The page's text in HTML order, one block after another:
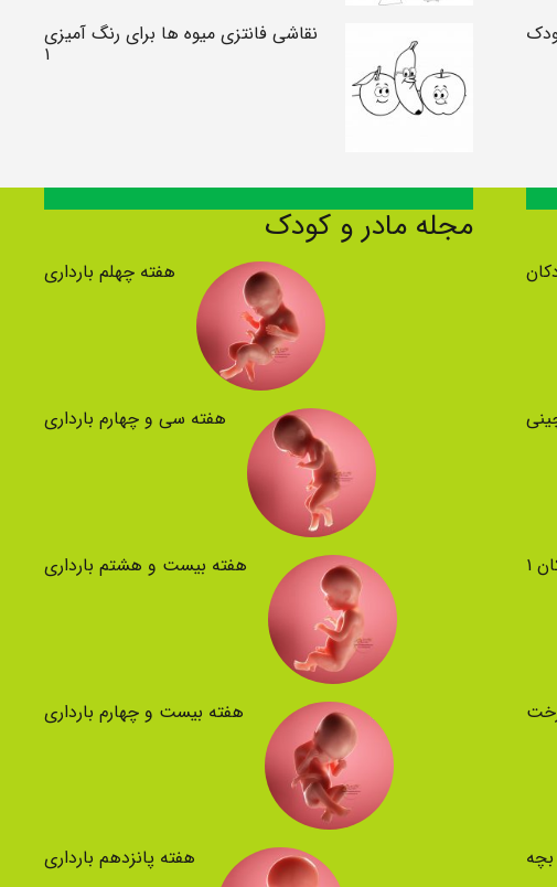
نقاشی فانتزی میوه ها برای رنگ آمیزی
۱
۱
مجله مادر و کودک
هفته چهلم بارداری
هفته سی و چهارم بارداری
هفته بیست و هشتم بارداری
هفته بیست و چهارم بارداری
هفته پانزدهم بارداری